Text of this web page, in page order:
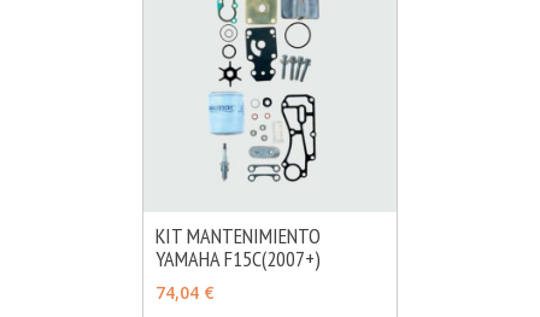
AÑADIR
KIT MANTENIMIENTO
YAMAHA F15C(2007+)
74,04 €